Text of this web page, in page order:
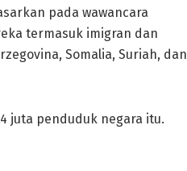
pada wawancara
termasuk imigran dan
Somalia, Suriah, dan
juta penduduk negara itu.